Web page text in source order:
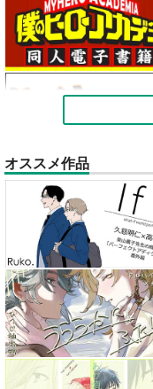
オススメ作品